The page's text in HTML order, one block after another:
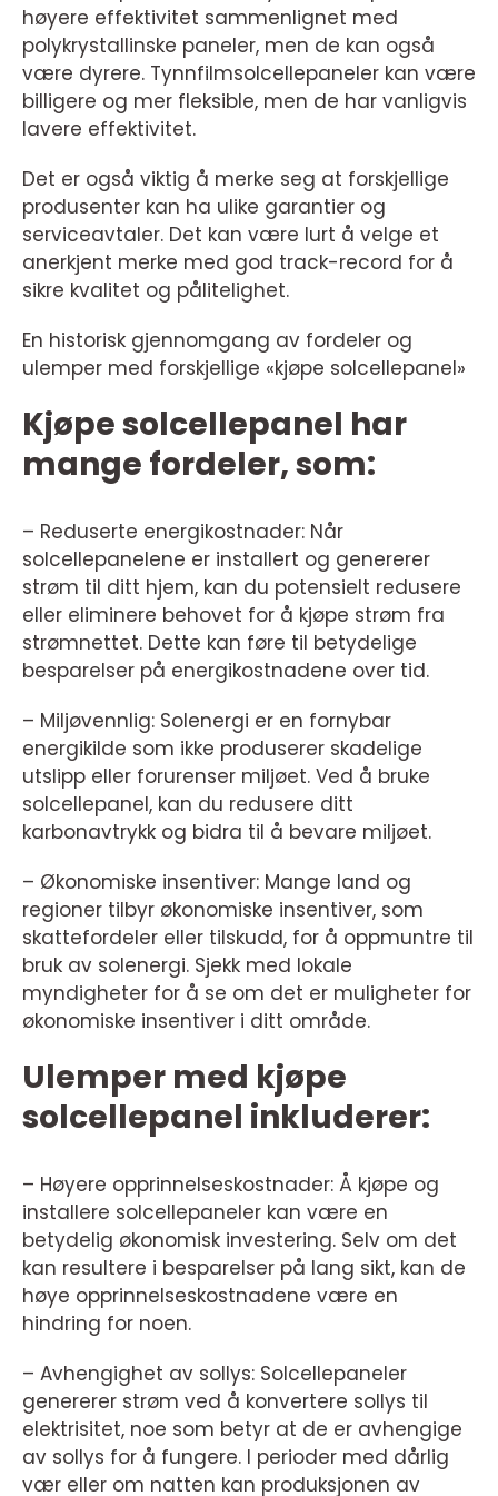
høyere effektivitet sammenlignet med
polykrystallinske paneler, men de kan også
være dyrere. Tynnfilmsolcellepaneler kan være
billigere og mer fleksible, men de har vanligvis
lavere effektivitet.
Det er også viktig å merke seg at forskjellige
produsenter kan ha ulike garantier og
serviceavtaler. Det kan være lurt å velge et
anerkjent merke med god track-record for å
sikre kvalitet og pålitelighet.
En historisk gjennomgang av fordeler og
ulemper med forskjellige «kjøpe solcellepanel»
Kjøpe solcellepanel har
mange fordeler, som:
– Reduserte energikostnader: Når
solcellepanelene er installert og genererer
strøm til ditt hjem, kan du potensielt redusere
eller eliminere behovet for å kjøpe strøm fra
strømnettet. Dette kan føre til betydelige
besparelser på energikostnadene over tid.
– Miljøvennlig: Solenergi er en fornybar
energikilde som ikke produserer skadelige
utslipp eller forurenser miljøet. Ved å bruke
solcellepanel, kan du redusere ditt
karbonavtrykk og bidra til å bevare miljøet.
– Økonomiske insentiver: Mange land og
regioner tilbyr økonomiske insentiver, som
skattefordeler eller tilskudd, for å oppmuntre til
bruk av solenergi. Sjekk med lokale
myndigheter for å se om det er muligheter for
økonomiske insentiver i ditt område.
Ulemper med kjøpe
solcellepanel inkluderer:
– Høyere opprinnelseskostnader: Å kjøpe og
installere solcellepaneler kan være en
betydelig økonomisk investering. Selv om det
kan resultere i besparelser på lang sikt, kan de
høye opprinnelseskostnadene være en
hindring for noen.
– Avhengighet av sollys: Solcellepaneler
genererer strøm ved å konvertere sollys til
elektrisitet, noe som betyr at de er avhengige
av sollys for å fungere. I perioder med dårlig
vær eller om natten kan produksjonen av